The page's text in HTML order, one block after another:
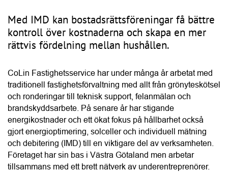
Med IMD kan bostadsrättsföreningar få bättre
kontroll över kostnaderna och skapa en mer
rättvis fördelning mellan hushållen.
CoLin Fastighetsservice har under många år arbetat med
traditionell fastighetsförvaltning med allt från grönyteskötsel
och ronderingar till teknisk support, felanmälan och
brandskyddsarbete. På senare år har stigande
energikostnader och ett ökat fokus på hållbarhet också
gjort energioptimering, solceller och individuell mätning
och debitering (IMD) till en viktigare del av verksamheten.
Företaget har sin bas i Västra Götaland men arbetar
tillsammans med ett brett nätverk av underentreprenörer.